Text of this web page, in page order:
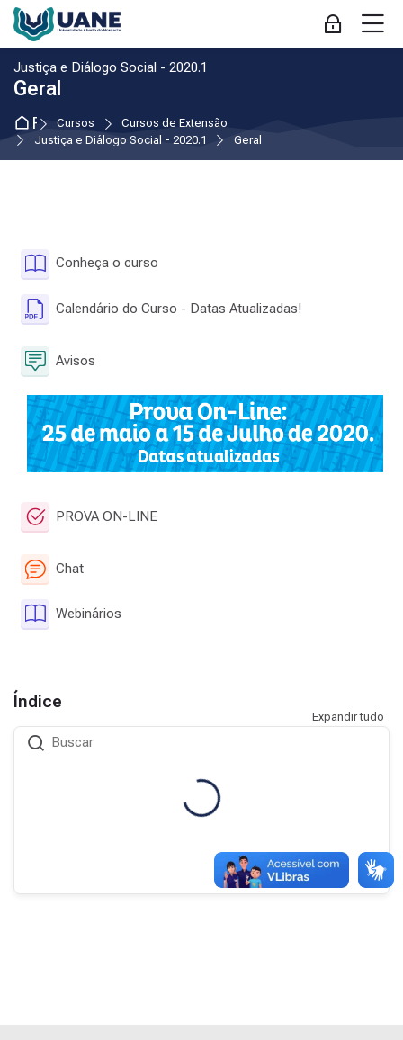
Pular para navegação
Pular para formulário de login
Ir para o conteúdo principal
Pular para opções de acessibilidade
Pular para rodapé
Pular opções de acessibilidade
Acessar
Justiça e Diálogo Social - 2020.1
Geral
Página inicial
Cursos
Cursos de Extensão
Justiça e Diálogo Social - 2020.1
Geral
Conheça o curso
Calendário do Curso - Datas Atualizadas!
Avisos
PROVA ON-LINEQuestionário
Chat
Webinários
Índice
Expandir tudo
Buscar